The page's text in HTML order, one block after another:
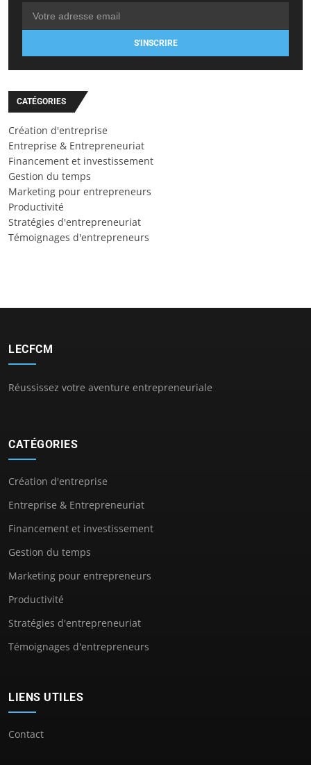
S'INSCRIRE
CATÉGORIES
Création d'entreprise
Entreprise & Entrepreneuriat
Financement et investissement
Gestion du temps
Marketing pour entrepreneurs
Productivité
Stratégies d'entrepreneuriat
Témoignages d'entrepreneurs
LECFCM
Réussissez votre aventure entrepreneuriale
CATÉGORIES
Création d'entreprise
Entreprise & Entrepreneuriat
Financement et investissement
Gestion du temps
Marketing pour entrepreneurs
Productivité
Stratégies d'entrepreneuriat
Témoignages d'entrepreneurs
LIENS UTILES
Contact